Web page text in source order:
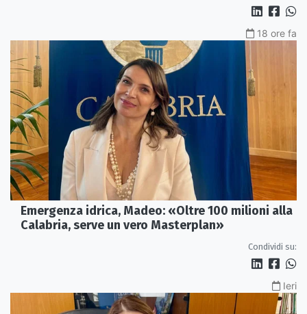
18 ore fa
Emergenza idrica, Madeo: «Oltre 100 milioni alla
Calabria, serve un vero Masterplan»
Condividi su:
Ieri